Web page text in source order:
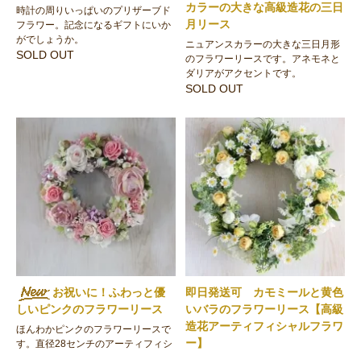
時計の周りいっぱいのプリザーブド
フラワー。記念になるギフトにいか
がでしょうか。
SOLD OUT
カラーの大きな高級造花の三日
月リース
ニュアンスカラーの大きな三日月形
のフラワーリースです。アネモネと
ダリアがアクセントです。
SOLD OUT
お祝いに！ふわっと優
しいピンクのフラワーリース
ほんわかピンクのフラワーリースで
す。直径28センチのアーティフィシ
即日発送可 カモミールと黄色
いバラのフラワーリース【高級
造花アーティフィシャルフラワ
ー】